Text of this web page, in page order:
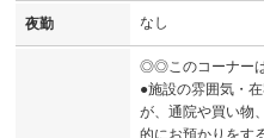
夜勤 なし
◎◎このコーナーは
●施設の雰囲気・
が、通院や買い物
的にお預かりをす